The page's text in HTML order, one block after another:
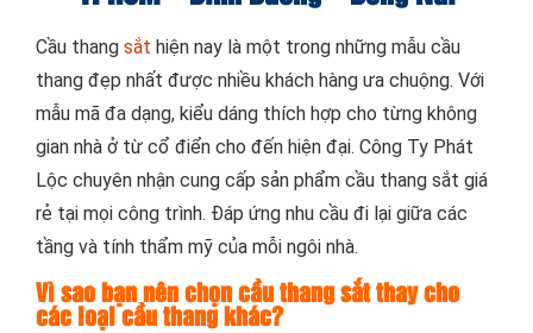
Cầu thang sắt hiện nay là một trong những mẫu cầu
thang đẹp nhất được nhiều khách hàng ưa chuộng. Với
mẫu mã đa dạng, kiểu dáng thích hợp cho từng không
gian nhà ở từ cổ điển cho đến hiện đại. Công Ty Phát
Lộc chuyên nhận cung cấp sản phẩm cầu thang sắt giá
rẻ tại mọi công trình. Đáp ứng nhu cầu đi lại giữa các
tầng và tính thẩm mỹ của mỗi ngôi nhà.
Vì sao bạn nên chọn cầu thang sắt thay cho
các loại cầu thang khác?